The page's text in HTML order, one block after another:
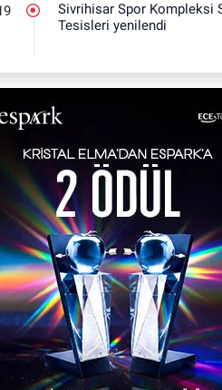
Sivrihisar Spor Kompleksi
Tesisleri yenilendi